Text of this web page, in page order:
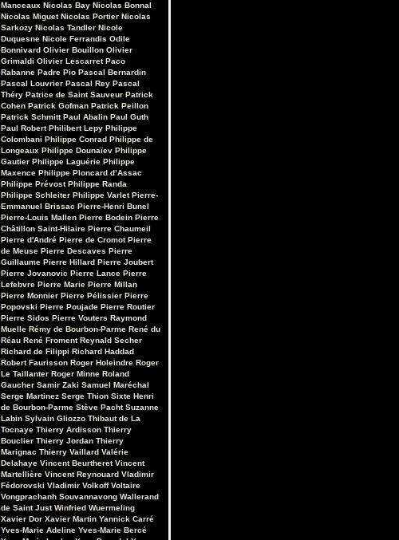
Manceaux Nicolas Bay Nicolas Bonnal
Nicolas Miguet Nicolas Portier Nicolas
Sarkozy Nicolas Tandler Nicole
Duquesne Nicole Ferrandis Odile
Bonnivard Olivier Bouillon Olivier
Grimaldi Olivier Lescarret Paco
Rabanne Padre Pio Pascal Bernardin
Pascal Louvrier Pascal Rey Pascal
Théry Patrice de Saint Sauveur Patrick
Cohen Patrick Gofman Patrick Peillon
Patrick Schmitt Paul Abalin Paul Guth
Paul Robert Philibert Lepy Philippe
Colombani Philippe Conrad Philippe de
Longeaux Philippe Dounaïev Philippe
Gautier Philippe Laguérie Philippe
Maxence Philippe Ploncard d’Assac
Philippe Prévost Philippe Randa
Philippe Schleiter Philippe Varlet Pierre-
Emmanuel Brissac Pierre-Henri Bunel
Pierre-Louis Mallen Pierre Bodein Pierre
Châtillon Saint-Hilaire Pierre Chaumeil
Pierre d'André Pierre de Cromot Pierre
de Meuse Pierre Descaves Pierre
Guillaume Pierre Hillard Pierre Joubert
Pierre Jovanovic Pierre Lance Pierre
Lefebvre Pierre Marie Pierre Millan
Pierre Monnier Pierre Pélissier Pierre
Popovski Pierre Poujade Pierre Routier
Pierre Sidos Pierre Vouters Raymond
Muelle Rémy de Bourbon-Parme René du
Réau René Froment Reynald Secher
Richard de Filippi Richard Haddad
Robert Faurisson Roger Holeindre Roger
Le Taillanter Roger Minne Roland
Gaucher Samir Zaki Samuel Maréchal
Serge Martinez Serge Thion Sixte Henri
de Bourbon-Parme Stève Pacht Suzanne
Labin Sylvain Gliozzo Thibaut de La
Tocnaye Thierry Ardisson Thierry
Bouclier Thierry Jordan Thierry
Marignac Thierry Vaillard Valérie
Delahaye Vincent Beurtheret Vincent
Martellière Vincent Reynouard Vladimir
Fédorovski Vladimir Volkoff Voltaire
Vongprachanh Souvannavong Wallerand
de Saint Just Winfried Wuermeling
Xavier Dor Xavier Martin Yannick Carré
Yves-Marie Adeline Yves-Marie Bercé